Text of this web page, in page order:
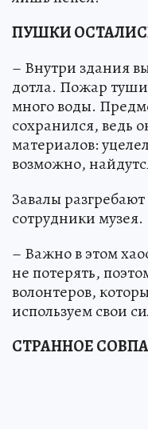
ПУШКИ
– Внутри здания
дотла. Пожар
много воды.
сохранился, ведь
материалов:
возможно,
Завалы
сотрудники музея.
– Важно в этом
не потерять,
волонтеров,
используем свои
СТРАННОЕ